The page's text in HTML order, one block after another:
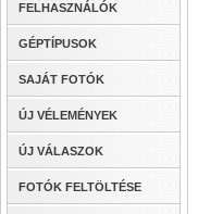
FELHASZNÁLÓK
GÉPTÍPUSOK
SAJÁT FOTÓK
ÚJ VÉLEMÉNYEK
ÚJ VÁLASZOK
FOTÓK FELTÖLTÉSE